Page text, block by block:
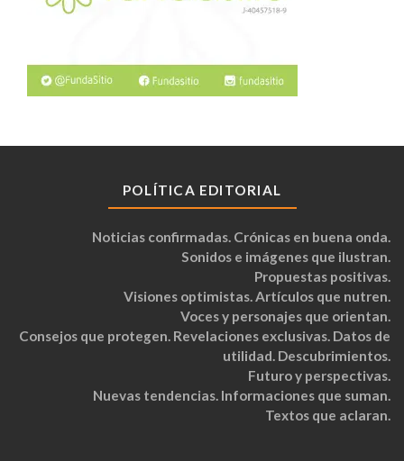
POLÍTICA EDITORIAL
Noticias confirmadas. Crónicas en buena onda.
Sonidos e imágenes que ilustran.
Propuestas positivas.
Visiones optimistas. Artículos que nutren.
Voces y personajes que orientan.
Consejos que protegen. Revelaciones exclusivas. Datos de
utilidad. Descubrimientos.
Futuro y perspectivas.
Nuevas tendencias. Informaciones que suman.
Textos que aclaran.